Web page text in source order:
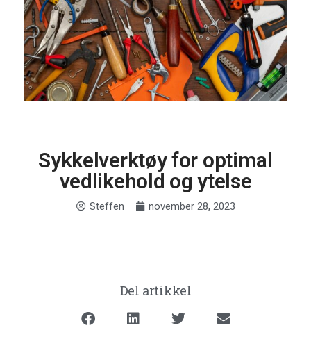
Sykkelverktøy for optimal
vedlikehold og ytelse
Steffen november 28, 2023
Del artikkel